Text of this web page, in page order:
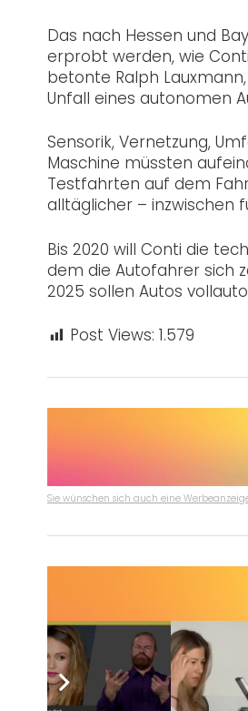
Das nach Hessen und
erprobt werden, wie
betonte Ralph
Unfall eines autonomen
Sensorik, Vernetzung,
Maschine müssten
Testfahrten auf dem
alltäglicher – inzwischen
Bis 2020 will Conti die
dem die Autofahrer sich
2025 sollen Autos
Post Views: 1.579
Sie wünschen sich auch eine
Taubenschlag+
3 € im Monat
erstklassige